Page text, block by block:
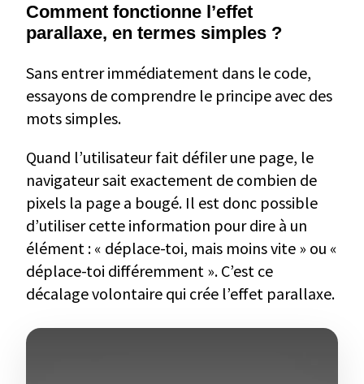
Comment fonctionne l’effet
parallaxe, en termes simples ?
Sans entrer immédiatement dans le code,
essayons de comprendre le principe avec des
mots simples.
Quand l’utilisateur fait défiler une page, le
navigateur sait exactement de combien de
pixels la page a bougé. Il est donc possible
d’utiliser cette information pour dire à un
élément : « déplace-toi, mais moins vite » ou «
déplace-toi différemment ». C’est ce
décalage volontaire qui crée l’effet parallaxe.